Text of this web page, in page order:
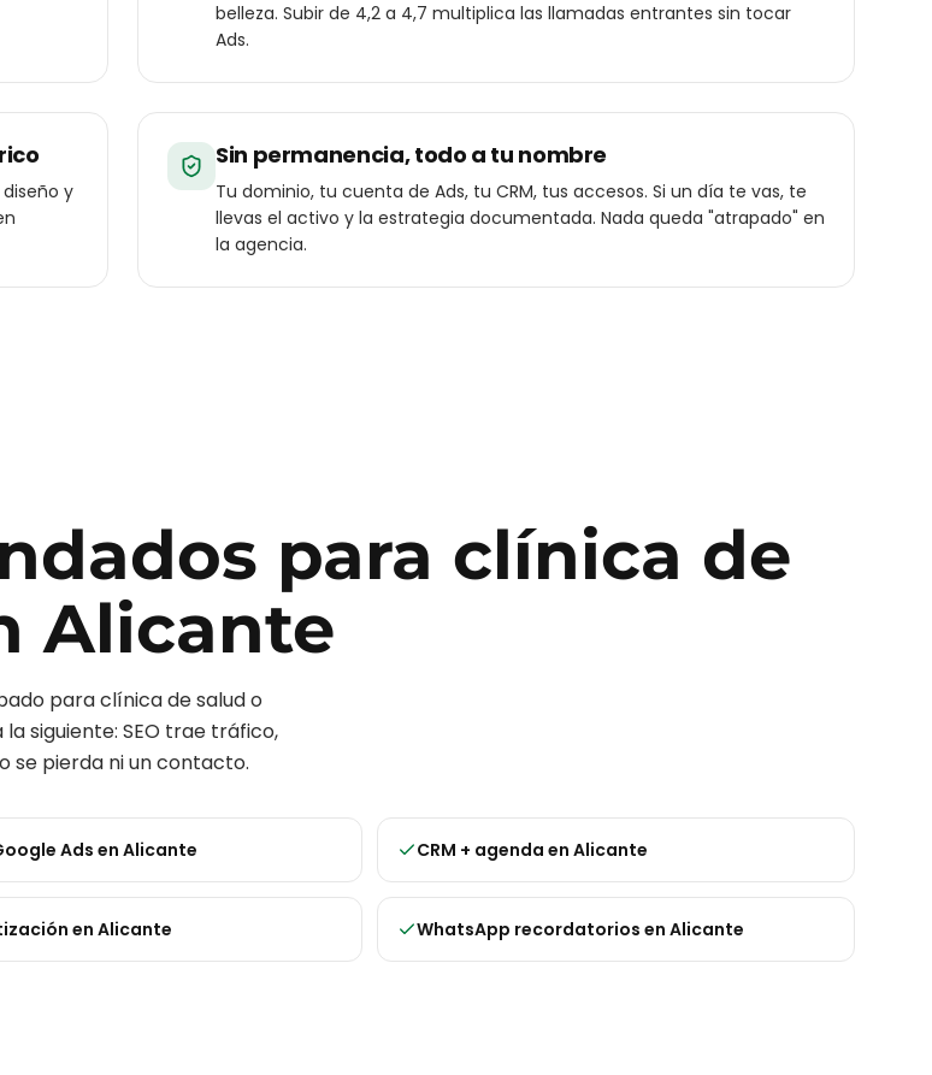
belleza. Subir de 4,2 a 4,7 multiplica las llamadas entrantes sin tocar
Ads.
y
Sin permanencia, todo a tu nombre
Tu dominio, tu cuenta de Ads, tu CRM, tus accesos. Si un día te vas, te
llevas el activo y la estrategia documentada. Nada queda "atrapado" en
la agencia.
para clínica de
Alicante
paraclínica de salud o
siguiente: SEO trae tráfico,
se pierda ni un contacto.
Ads enAlicante CRM + agenda en Alicante
enAlicante WhatsApp recordatorios en Alicante